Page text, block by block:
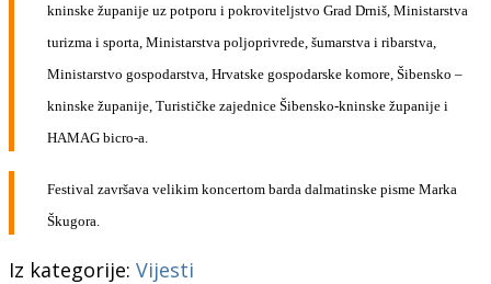
kninske županije uz potporu i pokroviteljstvo Grad Drniš, Ministarstva
turizma i sporta, Ministarstva poljoprivrede, šumarstva i ribarstva,
Ministarstvo gospodarstva, Hrvatske gospodarske komore, Šibensko –
kninske županije, Turističke zajednice Šibensko-kninske županije i
HAMAG bicro-a.
Festival završava velikim koncertom barda dalmatinske pisme Marka
Škugora.
Iz kategorije: Vijesti